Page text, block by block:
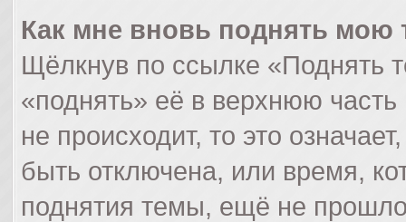
Как мне вновь поднять мою
Щёлкнув по ссылке «Поднять
«поднять» её в верхнюю
не происходит, то это
быть отключена, или время,
поднятия темы, ещё не